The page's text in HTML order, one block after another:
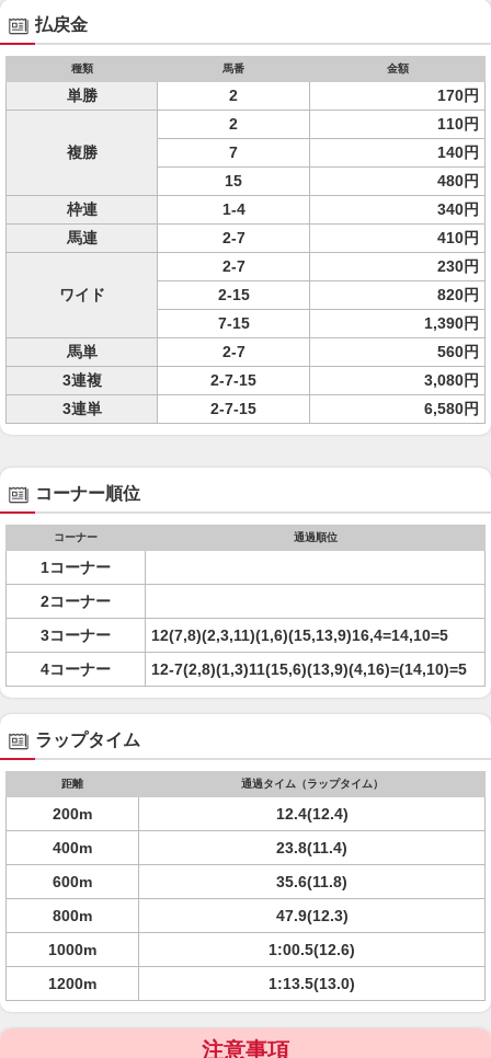
払戻金
種類 馬番 金額
単勝 2 170円
複勝
2
110円
7
140円
15
480円
枠連
1-4
340円
馬連
2-7 410円
ワイド
2-7
230円
2-15
820円
7-15
1,390円
馬単
2-7
560円
3連複
2-7-15
3,080円
3連単
2-7-15 6,580円
コーナー順位
コーナー 通過順位
1コーナー
2コーナー
3コーナー
12(7,8)(2,3,11)(1,6)(15,13,9)16,4=14,10=5
4コーナー
12-7(2,8)(1,3)11(15,6)(13,9)(4,16)=(14,10)=5
ラップタイム
距離 通過タイム（ラップタイム）
200m
12.4(12.4)
400m
23.8(11.4)
600m
35.6(11.8)
800m
47.9(12.3)
1000m
1:00.5(12.6)
1200m
1:13.5(13.0)
注意事項